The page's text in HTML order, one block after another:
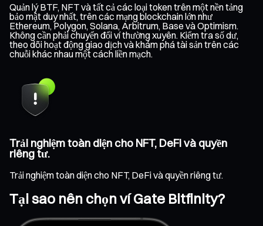
Quản lý BTF, NFT và tất cả các loại token trên một nền tảng
bảo mật duy nhất, trên các mạng blockchain lớn như
Ethereum, Polygon, Solana, Arbitrum, Base và Optimism.
Không cần phải chuyển đổi ví thường xuyên. Kiểm tra số dư,
theo dõi hoạt động giao dịch và khám phá tài sản trên các
chuỗi khác nhau một cách liền mạch.
Trải nghiệm toàn diện cho NFT, DeFi và quyền
riêng tư.
Trải nghiệm toàn diện cho NFT, DeFi và quyền riêng tư.
Tại sao nên chọn ví Gate Bitfinity?